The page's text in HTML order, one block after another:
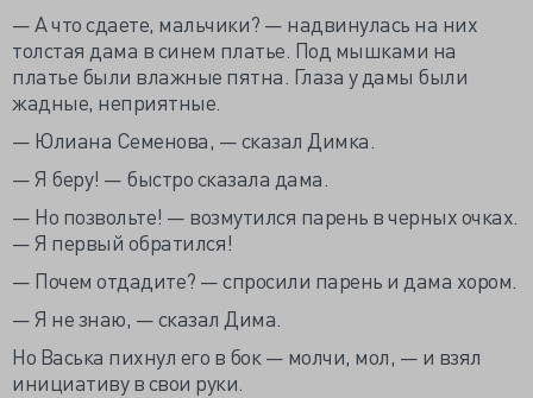
— А что сдаете, мальчики? — надвинулась на них
толстая дама в синем платье. Под мышками на
платье были влажные пятна. Глаза у дамы были
жадные, неприятные.
— Юлиана Семенова, — сказал Димка.
— Я беру! — быстро сказала дама.
— Но позвольте! — возмутился парень в черных очках.
— Я первый обратился!
— Почем отдадите? — спросили парень и дама хором.
— Я не знаю, — сказал Дима.
Но Васька пихнул его в бок — молчи, мол, — и взял
инициативу в свои руки.